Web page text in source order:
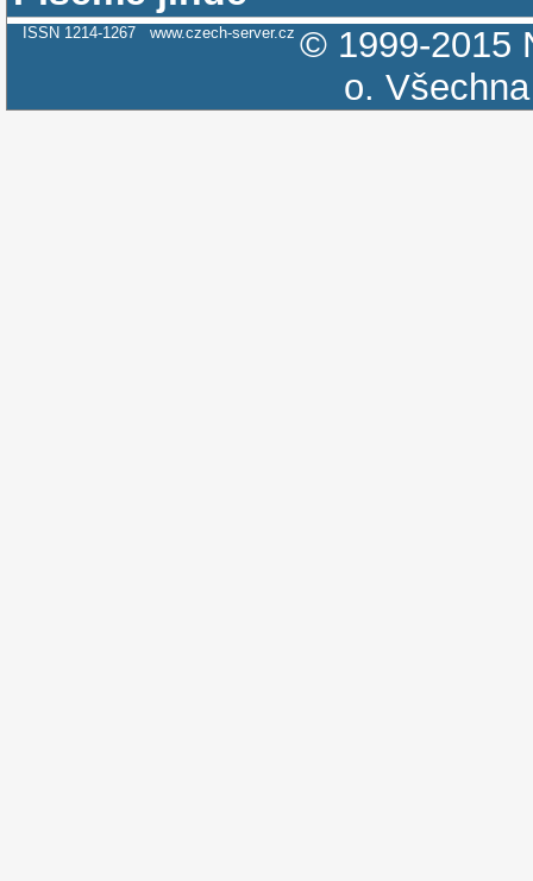
ISSN 1214-1267 www.czech-server.cz © 1999-2015
o.